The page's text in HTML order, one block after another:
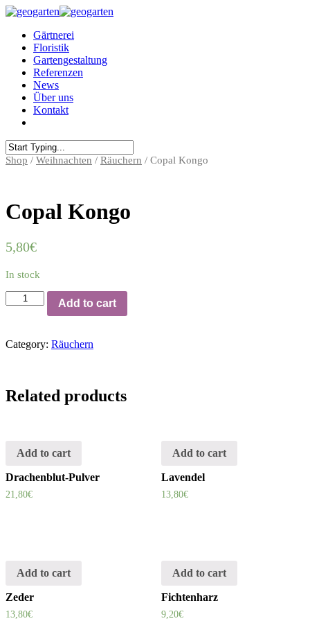
Gärtnerei
Floristik
Gartengestaltung
Referenzen
News
Über uns
Kontakt
Shop / Weihnachten / Räuchern / Copal Kongo
Copal Kongo
5,80€
In stock
Copal
Kongo
Add to cart
Category: Räuchern
Related products
Add to cart
Drachenblut-Pulver
21,80€
Add to cart
Lavendel
13,80€
Add to cart
Zeder
13,80€
Add to cart
Fichtenharz
9,20€